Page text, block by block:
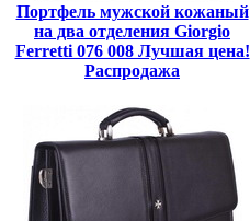
Портфель мужской кожаный
на два отделения Giorgio
Ferretti 076 008 Лучшая цена!
Распродажа